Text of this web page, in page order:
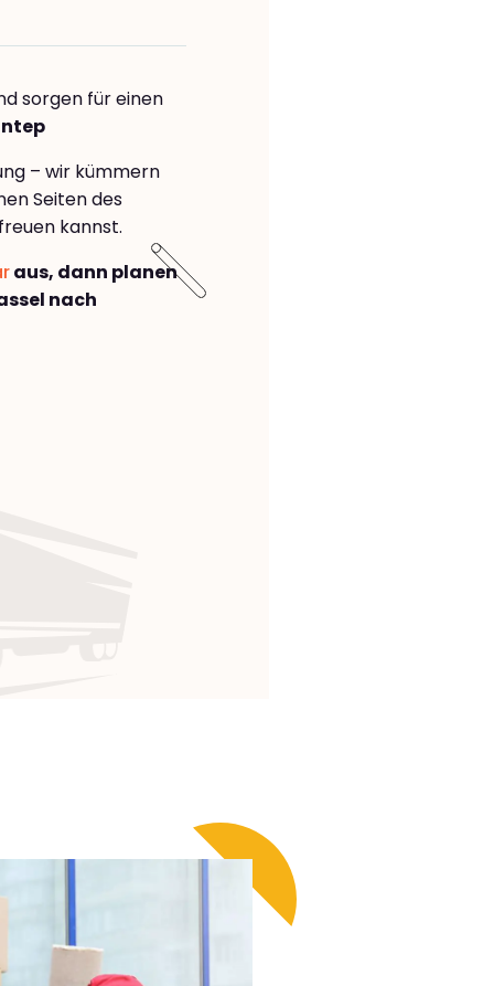
sorgen für einen
– wir kümmern
Seiten des
kannst.
aus, dann planen
nach